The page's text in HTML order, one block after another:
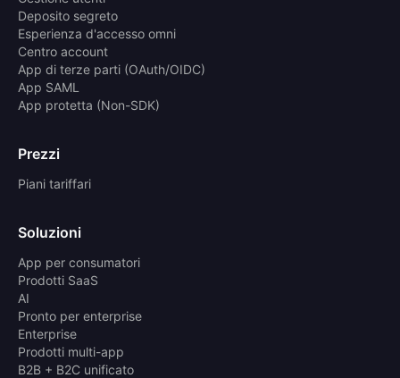
Deposito segreto
Esperienza d'accesso omni
Centro account
App di terze parti (OAuth/OIDC)
App SAML
App protetta (Non-SDK)
Prezzi
Piani tariffari
Soluzioni
App per consumatori
Prodotti SaaS
AI
Pronto per enterprise
Enterprise
Prodotti multi-app
B2B + B2C unificato